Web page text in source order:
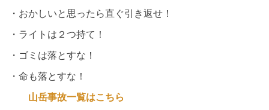
・おかしいと思ったら直ぐ引き返せ！
・ライトは２つ持て！
・ゴミは落とすな！
・命も落とすな！
山岳事故一覧はこちら